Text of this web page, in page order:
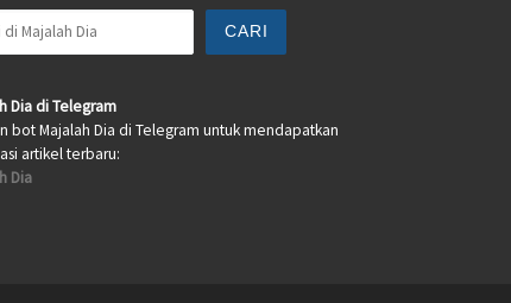
CARI
Dia di Telegram
bot Majalah Dia di Telegram untuk mendapatkan
artikel terbaru:
Dia